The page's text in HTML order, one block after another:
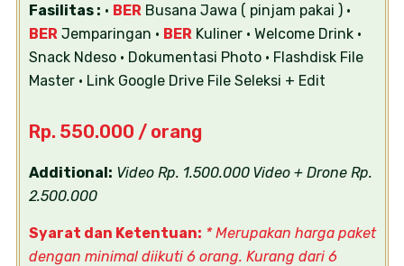
Fasilitas : • BERBusana Jawa ( pinjam pakai )•
BERJemparingan • BERKuliner• Welcome Drink•
Snack Ndeso• Dokumentasi Photo• Flashdisk File
Master• Link Google Drive File Seleksi + Edit
Rp. 550.000 / orang
Additional: Video Rp. 1.500.000Video + Drone Rp.
2.500.000
Syarat dan Ketentuan: * Merupakan harga paket
dengan minimal diikuti 6 orang. Kurang dari 6